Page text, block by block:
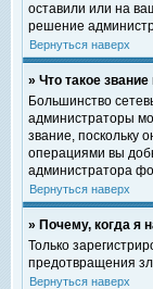
оставили или на
решение
Вернуться наверх
» Что такое
Большинство
администраторы
звание, поскольку
операциями вы
администратора
Вернуться наверх
» Почему, когда я
Только
предотвращения
Вернуться наверх